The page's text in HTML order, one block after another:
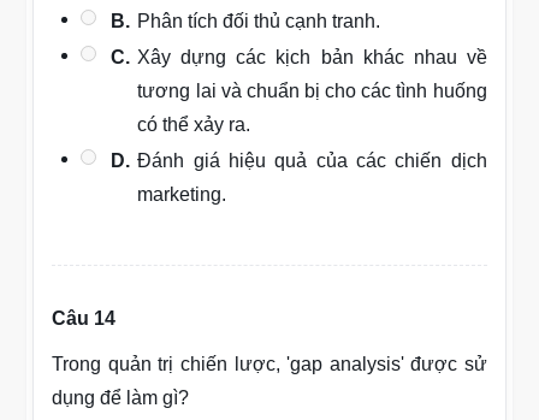
B. Phân tích đối thủ cạnh tranh.
C. Xây dựng các kịch bản khác nhau về
tương lai và chuẩn bị cho các tình huống
có thể xảy ra.
D. Đánh giá hiệu quả của các chiến dịch
marketing.
Câu 14
Trong quản trị chiến lược, 'gap analysis' được sử
dụng để làm gì?